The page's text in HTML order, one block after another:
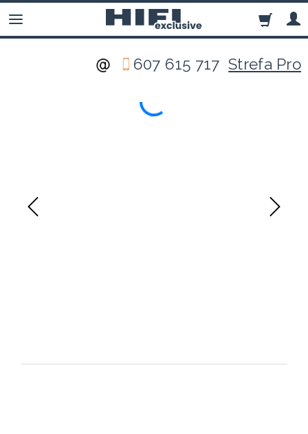
607 615 717Strefa Pro